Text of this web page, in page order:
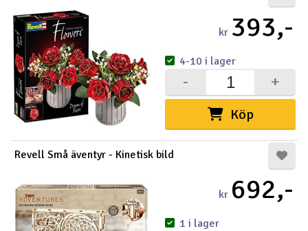
kr 393,-
Köp
+
-
4-10 i lager
Revell Små äventyr - Kinetisk bild
kr 692,-
1 i lager